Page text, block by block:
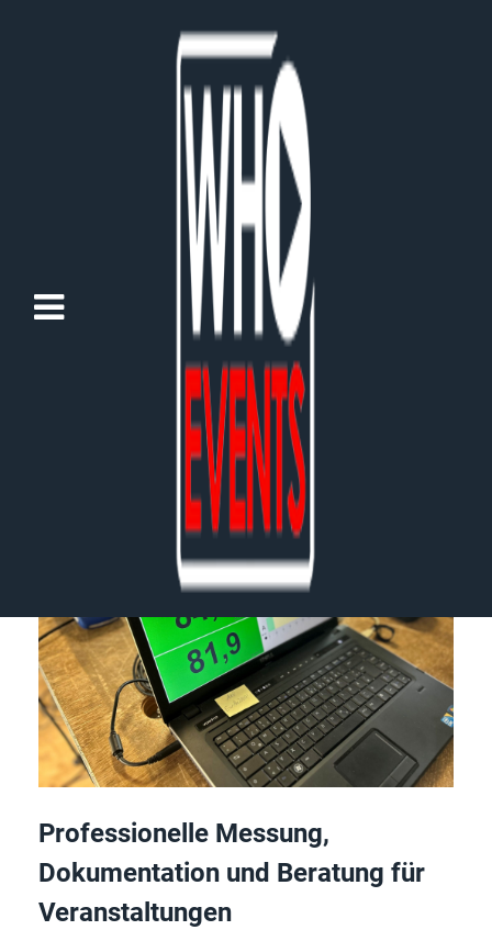
Schallpegelmessung &
Lärmschutz nach DIN
15905-5 und TA Lärm
21 Oktober 2025
Wolfgang Hollenders
Leistungen
Professionelle Messung,
Dokumentation und Beratung für
Veranstaltungen